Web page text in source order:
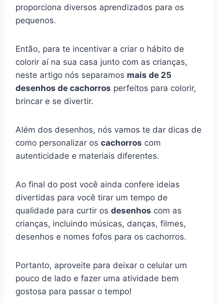
proporciona diversos aprendizados para os
pequenos.
Então, para te incentivar a criar o hábito de
colorir aí na sua casa junto com as crianças,
neste artigo nós separamos mais de 25
desenhos de cachorros perfeitos para colorir,
brincar e se divertir.
Além dos desenhos, nós vamos te dar dicas de
como personalizar os cachorros com
autenticidade e materiais diferentes.
Ao final do post você ainda confere ideias
divertidas para você tirar um tempo de
qualidade para curtir os desenhos com as
crianças, incluindo músicas, danças, filmes,
desenhos e nomes fofos para os cachorros.
Portanto, aproveite para deixar o celular um
pouco de lado e fazer uma atividade bem
gostosa para passar o tempo!